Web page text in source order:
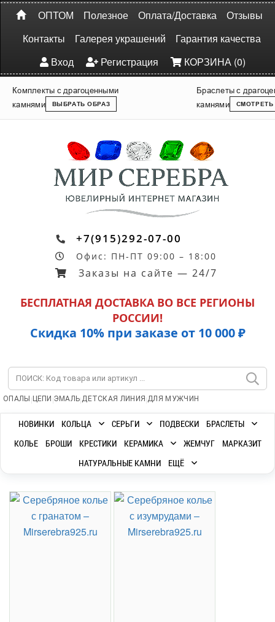
ОПТОМ Полезное Оплата/Доставка
Отзывы
Контакты
Галерея украшений
Гарантия качества
Вход
Регистрация КОРЗИНА (0)
Комплекты с драгоценными
камнями
ВЫБРАТЬ ОБРАЗ
Браслеты с
камнями
СМОТРЕТЬ
+7(915)292-07-00
Офис: ПН-ПТ 09:00 – 18:00
Заказы на сайте — 24/7
БЕСПЛАТНАЯ ДОСТАВКА ВО ВСЕ РЕГИОНЫ
РОССИИ!
Скидка 10% при заказе от 10 000 ₽
ОПАЛЫ | ЦЕПИ |ЭМАЛЬ|ДЕТСКАЯ ЛИНИЯ |ДЛЯ МУЖЧИН
НОВИНКИ КОЛЬЦА СЕРЬГИ ПОДВЕСКИ
БРАСЛЕТЫ
КОЛЬЕ
БРОШИ КРЕСТИКИ КЕРАМИКА ЖЕМЧУГ
МАРКАЗИТ
НАТУРАЛЬНЫЕ КАМНИ
ЕЩЁ